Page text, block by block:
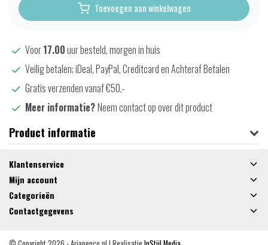
Toevoegen aan winkelwagen
Voor17.00uur besteld, morgen in huis
Veilig betalen; iDeal, PayPal, Creditcard en Achteraf Betalen
Gratis verzenden vanaf €50,-
Meer informatie?Neem contact op over dit product
Product informatie
Klantenservice
Mijn account
Categorieën
Contactgegevens